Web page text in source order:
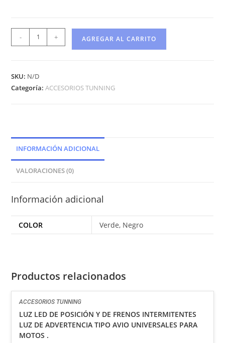
- + AGREGAR AL CARRITO
SKU: N/D
Categoría:ACCESORIOS TUNNING
INFORMACIÓN ADICIONAL
VALORACIONES (0)
Información adicional
COLOR Verde, Negro
Productos relacionados
ACCESORIOS TUNNING
LUZ LED DE POSICIÓN Y DE FRENOS INTERMITENTES
LUZ DE ADVERTENCIA TIPO AVIO UNIVERSALES PARA
MOTOS .